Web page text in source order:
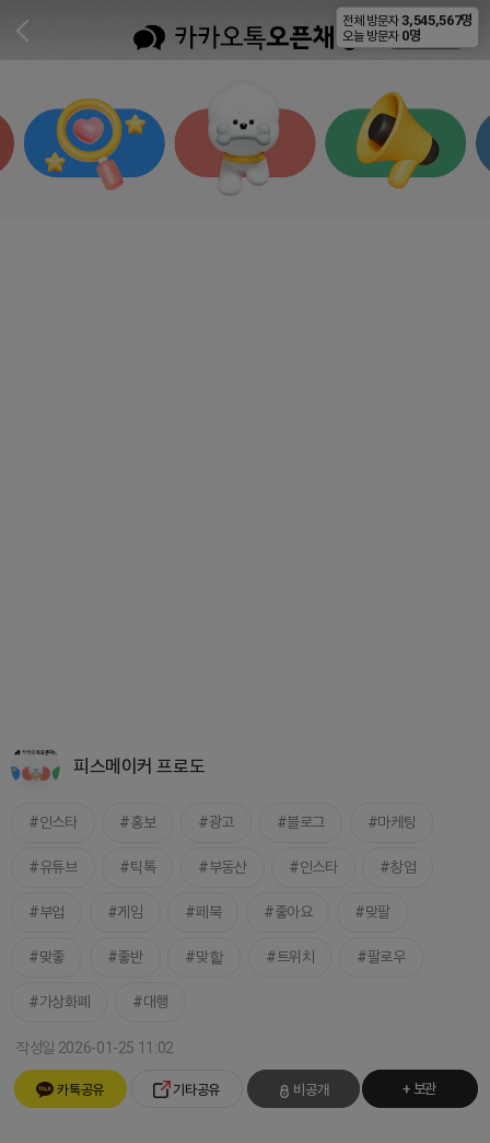
비공개
피스메이커 프로도
인스타 홍보 광고 블로그 마케팅
유튜브 틱톡 부동산 인스타 창업
부업 게임 페북 좋아요 맞팔
맞좋 좋반 맞핱 트위치 팔로우
가상화폐 대행
작성일 2026-01-25 11:02
카톡공유 기타공유 비공개 + 보관
전체 방문자 3,545,567명
오늘 방문자 0명